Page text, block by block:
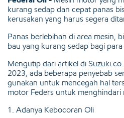
kurang sedap dan cepat panas
kerusakan yang harus segera
Panas berlebihan di area mesin,
bau yang kurang sedap bagi
Mengutip dari artikel di
2023, ada beberapa penyebab
gunakan untuk mencegah hal
motor Feders untuk menghindari
1. Adanya Kebocoran Oli